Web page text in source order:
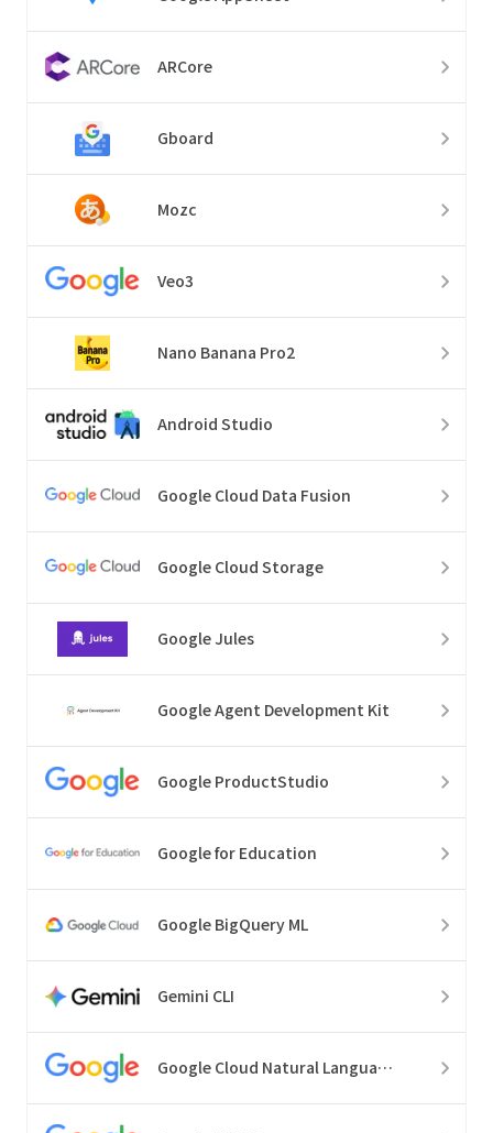
ARCore
Gboard
Mozc
Veo3
Nano Banana Pro2
Android Studio
Google Cloud Data Fusion
Google Cloud Storage
Google Jules
Google Agent Development Kit
Google ProductStudio
Google for Education
Google BigQuery ML
Gemini CLI
Google Cloud Natural Language API